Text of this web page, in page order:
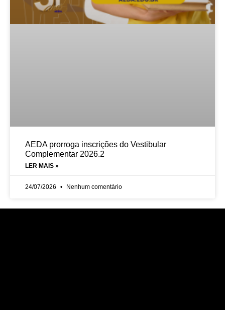
AEDA prorroga inscrições do Vestibular
Complementar 2026.2
LER MAIS »
24/07/2026 Nenhum comentário